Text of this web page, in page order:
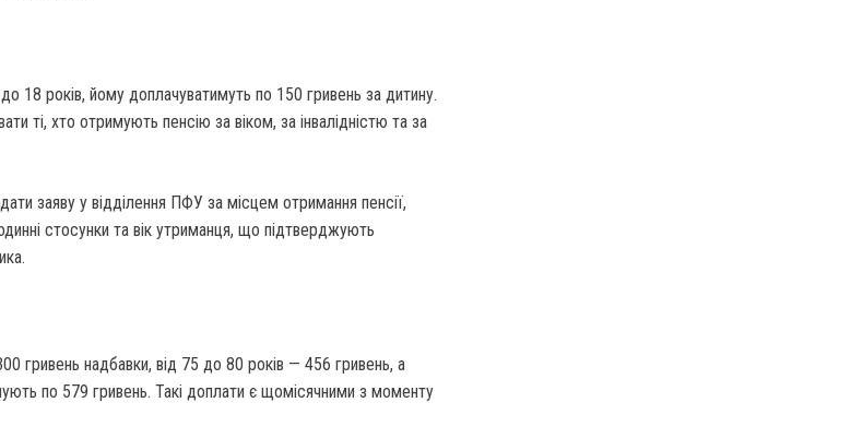
18 років, йому доплачуватимуть по 150 гривень за дитину.
ті, хто отримують пенсію за віком, за інвалідністю та за
заяву у відділення ПФУ за місцем отримання пенсії,
стосунки та вік утриманця, що підтверджують
гривень надбавки, від 75 до 80 років — 456 гривень, а
по 579 гривень. Такі доплати є щомісячними з моменту